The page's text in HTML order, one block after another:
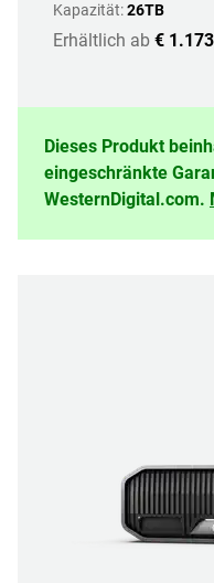
Kapazität:26TB
Erhältlich ab €
Dieses Produkt
eingeschränkte
WesternDigital.com.